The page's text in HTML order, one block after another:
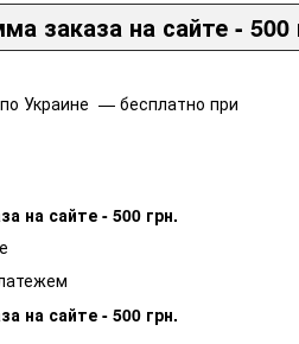
заказа на сайте - 500
Украине — бесплатно при
на сайте - 500 грн.
на сайте - 500 грн.